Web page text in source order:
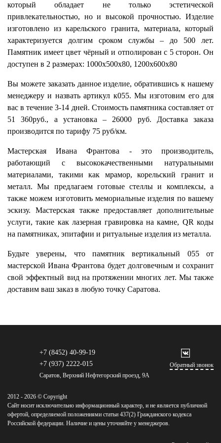
который обладает не только эстетической
привлекательностью, но и высокой прочностью. Изделие
изготовлено из карельского гранита, материала, который
характеризуется долгим сроком службы – до 500 лет.
Памятник имеет цвет чёрный и отполирован с 5 сторон. Он
доступен в 2 размерах: 1000х500х80, 1200х600х80
Вы можете заказать данное изделие, обратившись к нашему
менеджеру и назвать артикул к055. Мы изготовим его для
вас в течение 3-14 дней. Стоимость памятника составляет от
51 360руб., а установка – 26000 руб. Доставка заказа
производится по тарифу 75 руб/км.
Мастерская Ивана Франтова - это производитель,
работающий с высококачественными натуральными
материалами, такими как мрамор, корельский гранит и
металл. Мы предлагаем готовые стеллы и комплексы, а
также можем изготовить мемориальные изделия по вашему
эскизу. Мастерская также предоставляет дополнительные
услуги, такие как лазерная гравировка на камне, QR коды
на памятниках, эпитафии и ритуальные изделия из металла.
Будьте уверены, что памятник вертикальный 055 от
мастерской Ивана Франтова будет долговечным и сохранит
свой эффектный вид на протяжении многих лет. Мы также
доставим ваш заказ в любую точку Саратова.
+7 (8452) 40-99-19
+7 (937) 2222-015
Саратов, Верхний Нефтегорский проезд, 9А
Обратный звонок
2012 - 2026 © Copyright
Сайт носит исключительно информационный характер, и не является публичной
офертой, определяемой положениями статьи 437(2) Гражданского кодекса
Российской федерации. Наличие и цены уточняйте у менеджеров.